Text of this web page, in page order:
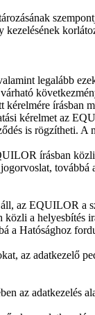
legalább
írásban
kérelmet az
is rögzítheti. A
írásban
továbbá
az EQUILOR a
a helyesbítés
a Hatósághoz
az adatkezelő
az adatkezelés